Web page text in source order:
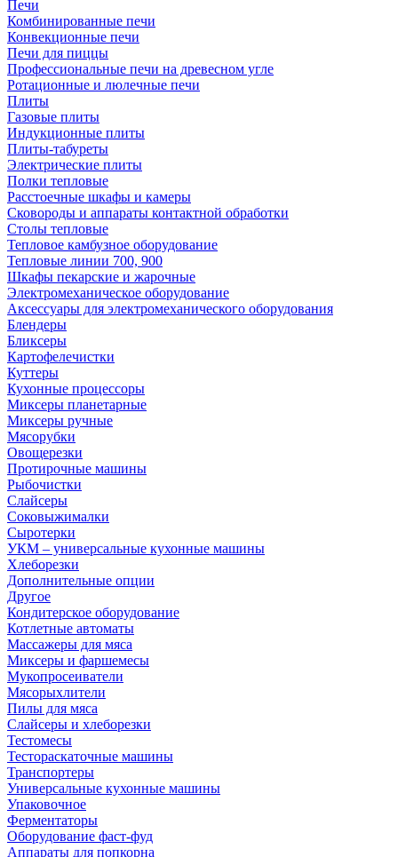
Печи
Комбинированные печи
Конвекционные печи
Печи для пиццы
Профессиональные печи на древесном угле
Ротационные и люлечные печи
Плиты
Газовые плиты
Индукционные плиты
Плиты-табуреты
Электрические плиты
Полки тепловые
Расстоечные шкафы и камеры
Сковороды и аппараты контактной обработки
Столы тепловые
Тепловое камбузное оборудование
Тепловые линии 700, 900
Шкафы пекарские и жарочные
Электромеханическое оборудование
Аксессуары для электромеханического оборудования
Блендеры
Бликсеры
Картофелечистки
Куттеры
Кухонные процессоры
Миксеры планетарные
Миксеры ручные
Мясорубки
Овощерезки
Протирочные машины
Рыбочистки
Слайсеры
Соковыжималки
Сыротерки
УКМ – универсальные кухонные машины
Хлеборезки
Дополнительные опции
Другое
Кондитерское оборудование
Котлетные автоматы
Массажеры для мяса
Миксеры и фаршемесы
Мукопросеиватели
Мясорыхлители
Пилы для мяса
Слайсеры и хлеборезки
Тестомесы
Тестораскаточные машины
Транспортеры
Универсальные кухонные машины
Упаковочное
Ферментаторы
Оборудование фаст-фуд
Аппараты для попкорна